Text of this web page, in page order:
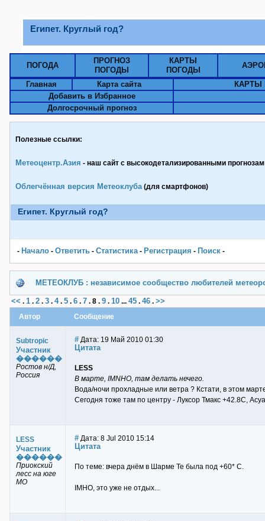
Египет. Круглый год?
ПОГОДА
ПРОГНОЗ
ПОГОДЫ
КАРТЫ
ПОГОДЫ
Главная Карта сайта
КАРТЫ
Добавить в Избранное
Долгосрочный прогноз
Полезные ссылки:
Метеоцентр.Азия - наш сайт с высокодетализированными
Облегчённая версия Метеоклуба(для смартфонов)
Египет. Круглый год?
- Начало - Ответить - Статистика- Pегистрация - Поиск -
МЕТЕОКЛУБ : независимое сообщество любителей
<< . 1 . 2 . 3 . 4. 5 . 6 . 7 . 8 . 9 . 10 ... 45 . 46 . >>
Автор Сообщение
Subtropic
Участник
������
Ростов н/Д,
Россия
# Дата: 19 Май 2010 01:30
Цитата
LESS
В марте, IMNHO, там делать нечего.
Вода/ночи прохладные или ветра ? Кстати, в этом
Сегодня тоже там по центру - Луксор Тмакс +42.8С,
LESS
Участник
������
Приокский
лесс на юге
МО
# Дата: 8 Jul 2010 15:14
Цитата
По теме: вчера днём в Шарме Те была под +60* С.
IMHO, это уже не отдых...